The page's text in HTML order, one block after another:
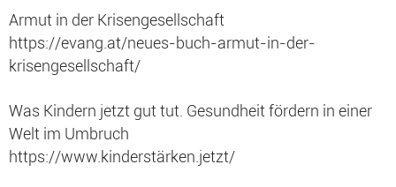
Armut in der Krisengesellschaft
https://evang.at/neues-buch-armut-in-der-
krisengesellschaft/
Was Kindern jetzt gut tut. Gesundheit fördern in einer
Welt im Umbruch
https://www.kinderstärken.jetzt/